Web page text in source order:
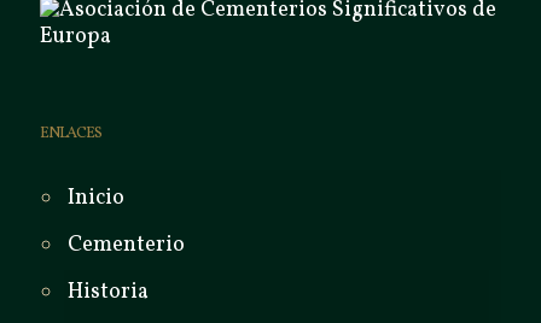
ENLACES
Inicio
Cementerio
Historia